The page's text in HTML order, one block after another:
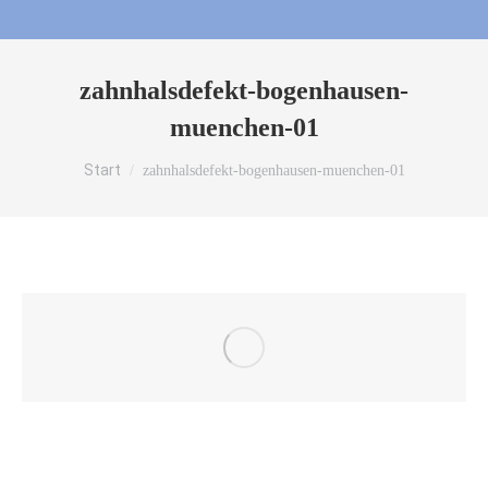
zahnhalsdefekt-bogenhausen-
muenchen-01
Sie befinden sich hier:
Start zahnhalsdefekt-bogenhausen-muenchen-01